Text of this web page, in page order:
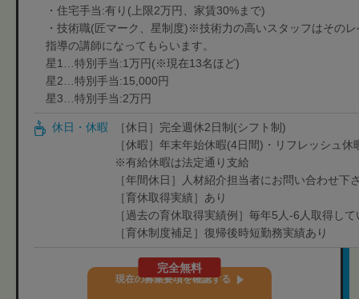
・住宅手当:有り(上限2万円、家賃30%まで)
・技術職(匠マーク、星制度)※技術力の高いスタッフはその
指導の講師になってもらいます。
星1…特別手当:1万円(※現在13名ほど)
星2…特別手当:15,000円
星3…特別手当:2万円
休日・休暇
［休日］完全週休2日制(シフト制)
［休暇］年末年始休暇(4日間)・リフレッシュ休
※有給休暇は法定通り支給
［年間休日］人材紹介担当者にお問い合わせ下
［育休取得実績］あり
［過去の育休取得実績例］毎年5人-6人取得し
［育休制度補足］復帰後時短勤務実績あり
完全無料
現在の募集要項を確認する